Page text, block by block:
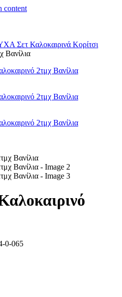
content
Σετ Καλοκαιρινά Κορίτσι
Βανίλια
0-065